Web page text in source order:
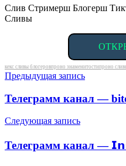
Слив Стримерш Блогерш
Сливы
Метки
кекс сливы блогеровпроно знаменитостипроно
Навигация
по
записям
Предыдущая запись
Телеграмм канал —
Следующая запись
Телеграмм канал —